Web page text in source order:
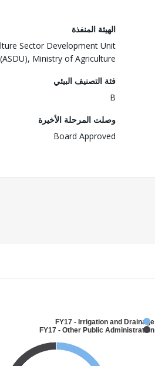
الهيئة المنفذة
Sector Development Unit
(ASDU), Ministry of Agriculture
فئة التصنيف البيئي
B
وصلت المرحلة الأخيرة
Board Approved
FY17 - Irrigation and Drainage
FY17 - Other Public Administration